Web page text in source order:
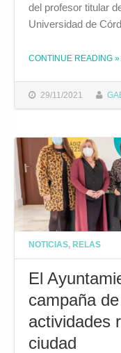
29/11/2021
del profesor titular
Universidad de
CONTINUE READING »
NOTICIAS, RELAS
El
campaña
actividades
ciudad